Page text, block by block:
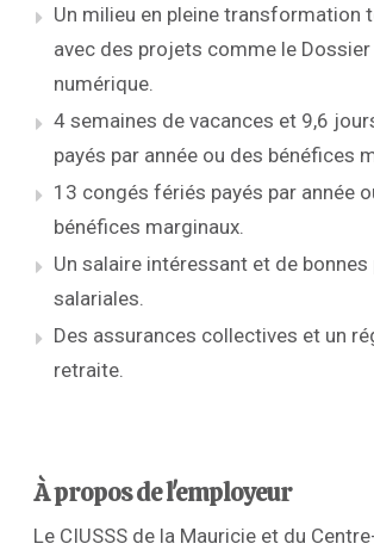
Un milieu en pleine transformation
avec des projets comme le
numérique.
4 semaines de vacances et 9,6
payés par année ou des bénéfices
13 congés fériés payés par année
bénéfices marginaux.
Un salaire intéressant et de
salariales.
Des assurances collectives et un
retraite.
À propos de l'employeur
Le CIUSSS de la Mauricie et du